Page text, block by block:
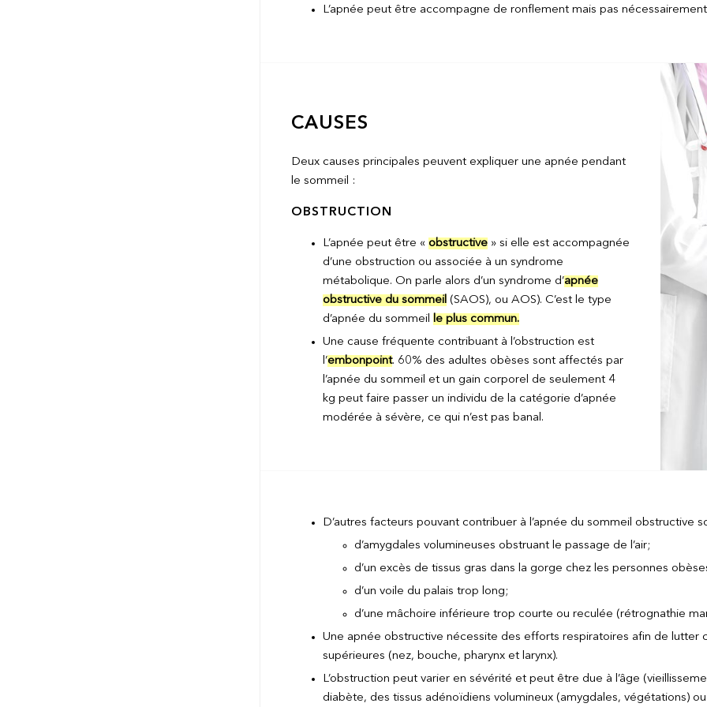
L’apnée peut être accompagne de ronflement mais pas
CAUSES
Deux causes principales peuvent expliquer une apnée pendant
le sommeil :
OBSTRUCTION
L’apnée peut être « obstructive» si elle est accompagnée
d’une obstruction ou associée à un syndrome
métabolique. On parle alors d’un syndrome d’apnée
obstructive du sommeil(SAOS), ou AOS). C’est le type
d’apnée du sommeil le plus commun.
Une cause fréquente contribuant à l’obstruction est
l’embonpoint. 60% des adultes obèses sont affectés par
l’apnée du sommeil et un gain corporel de seulement 4
kg peut faire passer un individu de la catégorie d’apnée
modérée à sévère, ce qui n’est pas banal.
D’autres facteurs pouvant contribuer à l’apnée du sommeil obstructive
d’amygdales volumineuses obstruant le passage de l’air;
d’un excès de tissus gras dans la gorge chez les personnes
d’un voile du palais trop long;
d’une mâchoire inférieure trop courte ou reculée (rétrognathie
Une apnée obstructive nécessite des efforts respiratoires afin de lutter
supérieures (nez, bouche, pharynx et larynx).
L’obstruction peut varier en sévérité et peut être due à l’âge
diabète, des tissus adénoïdiens volumineux (amygdales, végétations)